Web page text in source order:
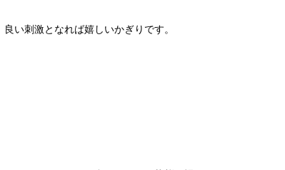
い刺激となれば嬉しいかぎりです。